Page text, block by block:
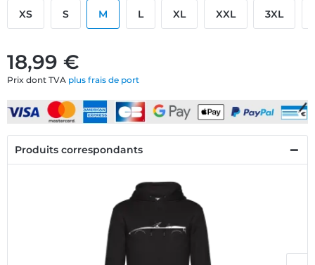
18,99 €
Prix dont TVA plus frais de port
XS S M L XL XXL 3XL
Produits correspondants